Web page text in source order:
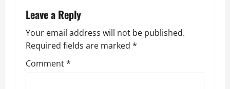
a
v
i
g
Leave a Reply
Your email address will not be published.
Required fields are marked *
Comment*